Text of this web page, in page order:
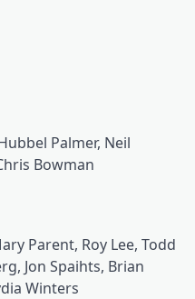
Palmer, Neil
Bowman
Parent, Roy Lee, Todd
Jon Spaihts, Brian
Winters